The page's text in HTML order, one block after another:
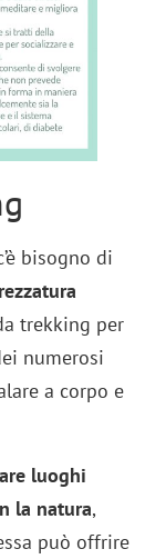
bisogno di
trekking per
numerosi
a corpo e
luoghi
la natura,
può offrire